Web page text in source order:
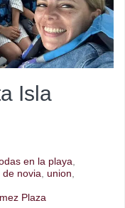
Isla
en la playa
de novia union
Plaza